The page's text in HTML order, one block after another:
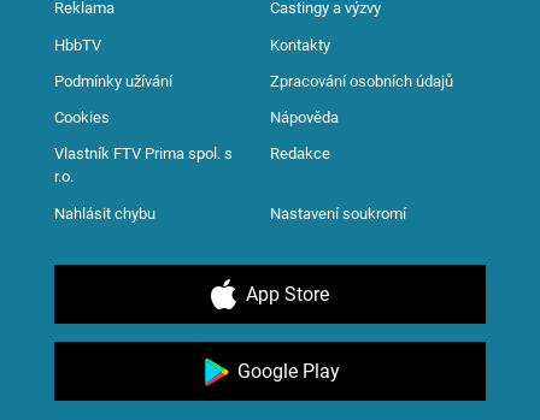
Reklama Castingy a výzvy
HbbTV Kontakty
Podmínky užívání Zpracování osobních údajů
Cookies Nápověda
Vlastník FTV Prima spol. s
r.o.
Redakce
Nahlásit chybu Nastavení soukromí
App Store
Google Play